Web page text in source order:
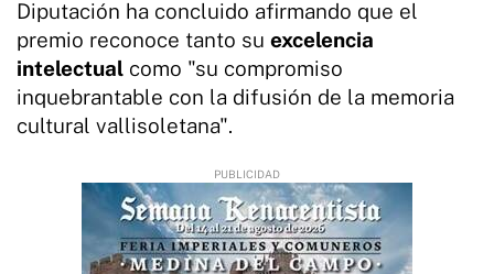
Diputación ha concluido afirmando que el
premio reconoce tanto su excelencia
intelectual como "su compromiso
inquebrantable con la difusión de la memoria
cultural vallisoletana".